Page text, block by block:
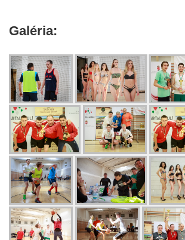
Galéria: